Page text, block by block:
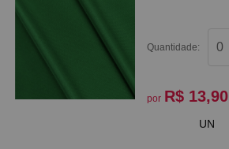
Quantidade:
por R$ 13,90
UN